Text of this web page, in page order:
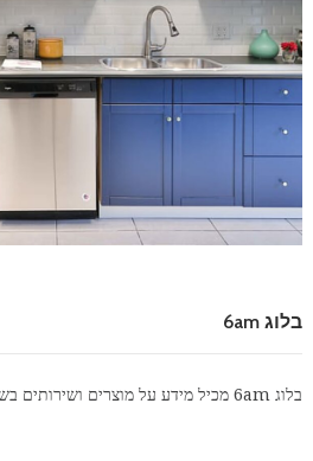
בלוג 6am
בלוג 6am מכיל מידע על מוצרים ושירותים בשיתוף עם אתר